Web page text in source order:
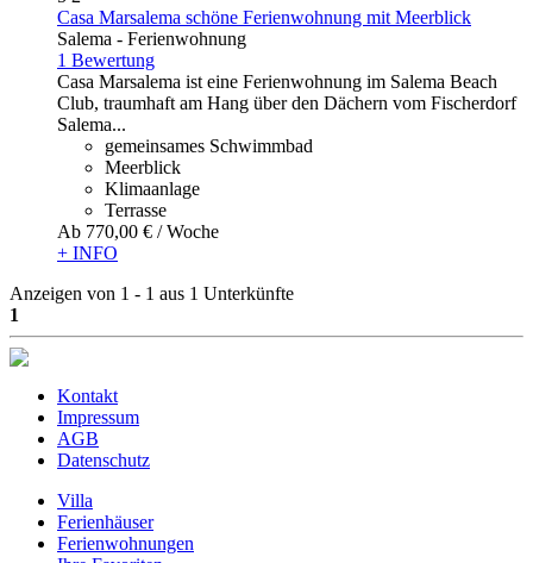
Casa Marsalema schöne Ferienwohnung mit Meerblick
Salema - Ferienwohnung
1 Bewertung
Casa Marsalema ist eine Ferienwohnung im Salema Beach
Club, traumhaft am Hang über den Dächern vom Fischerdorf
Salema...
gemeinsames Schwimmbad
Meerblick
Klimaanlage
Terrasse
Ab 770,00 € / Woche
+ INFO
Anzeigen von 1 - 1 aus 1 Unterkünfte
1
Kontakt
Impressum
AGB
Datenschutz
Villa
Ferienhäuser
Ferienwohnungen